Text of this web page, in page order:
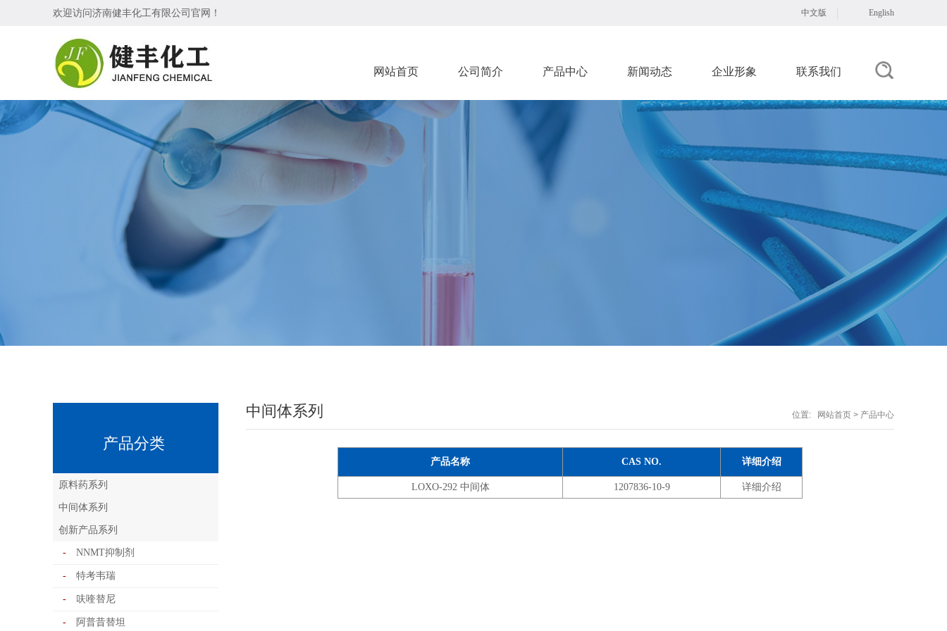
中文版 English
欢迎访问济南健丰化工有限公司 官网！
网站首页 公司简介 产品中心 新闻动态 企业形象 联系我们
产品分类
原料药系列
中间体系列
创新产品系列
- NNMT抑制剂
- 特考韦瑞
- 呋喹替尼
- 阿普昔替坦
位置: 网站首页 > 产品中心
中间体系列
产品名称 CAS NO. 详细介绍
LOXO-292 中间体 1207836-10-9 详细介绍